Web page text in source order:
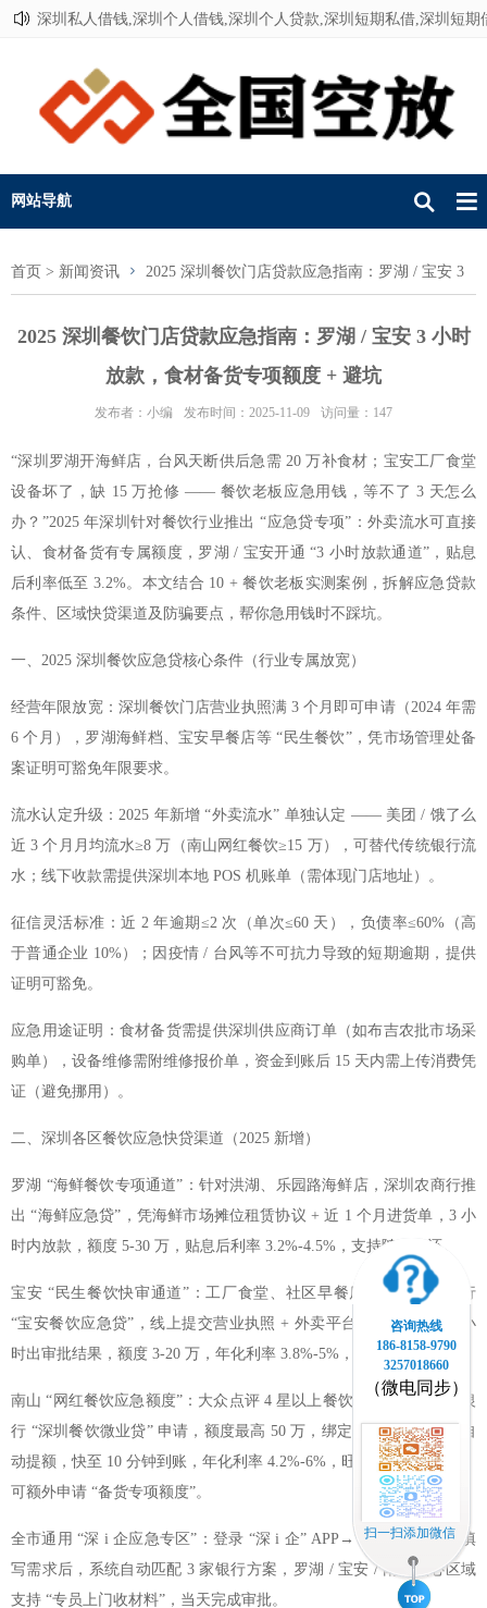
深圳私人借钱,深圳个人借钱,深圳个人贷款,深圳短期私借,深圳短
联系我们
网站导航
首页 > 新闻资讯 2025 深圳餐饮门店贷款应急指南：罗湖 / 宝安 3
2025 深圳餐饮门店贷款应急指南：罗湖 / 宝安 3 小时
放款，食材备货专项额度 + 避坑
发布者：小编 发布时间：2025-11-09 访问量：147
“深圳罗湖开海鲜店，台风天断供后急需 20 万补食材；宝安工厂食堂
设备坏了，缺 15 万抢修 —— 餐饮老板应急用钱，等不了 3 天怎么
办？”2025 年深圳针对餐饮行业推出 “应急贷专项”：外卖流水可直接
认、食材备货有专属额度，罗湖 / 宝安开通 “3 小时放款通道”，贴息
后利率低至 3.2%。本文结合 10 + 餐饮老板实测案例，拆解应急贷款
条件、区域快贷渠道及防骗要点，帮你急用钱时不踩坑。
一、2025 深圳餐饮应急贷核心条件（行业专属放宽）
经营年限放宽：深圳餐饮门店营业执照满 3 个月即可申请（2024 年需
6 个月），罗湖海鲜档、宝安早餐店等 “民生餐饮”，凭市场管理处备
案证明可豁免年限要求。
流水认定升级：2025 年新增 “外卖流水” 单独认定 —— 美团 / 饿了么
近 3 个月月均流水≥8 万（南山网红餐饮≥15 万），可替代传统银行流
水；线下收款需提供深圳本地 POS 机账单（需体现门店地址）。
征信灵活标准：近 2 年逾期≤2 次（单次≤60 天），负债率≤60%（高
于普通企业 10%）；因疫情 / 台风等不可抗力导致的短期逾期，提供
证明可豁免。
应急用途证明：食材备货需提供深圳供应商订单（如布吉农批市场采
购单），设备维修需附维修报价单，资金到账后 15 天内需上传消费凭
证（避免挪用）。
二、深圳各区餐饮应急快贷渠道（2025 新增）
罗湖 “海鲜餐饮专项通道”：针对洪湖、乐园路海鲜店，深圳农商行推
出 “海鲜应急贷”，凭海鲜市场摊位租赁协议 + 近 1 个月进货单，3 小
时内放款，额度 5-30 万，贴息后利率 3.2%-4.5%，支持随借随还。
宝安 “民生餐饮快审通道”：工厂食堂、社区早餐店可申请邮储银行
“宝安餐饮应急贷”，线上提交营业执照 + 外卖平台后台截图，1-2 小
时出审批结果，额度 3-20 万，年化利率 3.8%-5%，无需线下跑网点。
南山 “网红餐饮应急额度”：大众点评 4 星以上餐饮门店，通过微众银
行 “深圳餐饮微业贷” 申请，额度最高 50 万，绑定外卖平台流水可自
动提额，快至 10 分钟到账，年化利率 4.2%-6%，旺季（中秋 / 春节）
可额外申请 “备货专项额度”。
全市通用 “深 i 企应急专区”：登录 “深 i 企” APP→“餐饮应急贷”，填
写需求后，系统自动匹配 3 家银行方案，罗湖 / 宝安 / 南山核心区域
支持 “专员上门收材料”，当天完成审批。
咨询热线
186-8158-9790
3257018660
（微电同步）
扫一扫添加微信